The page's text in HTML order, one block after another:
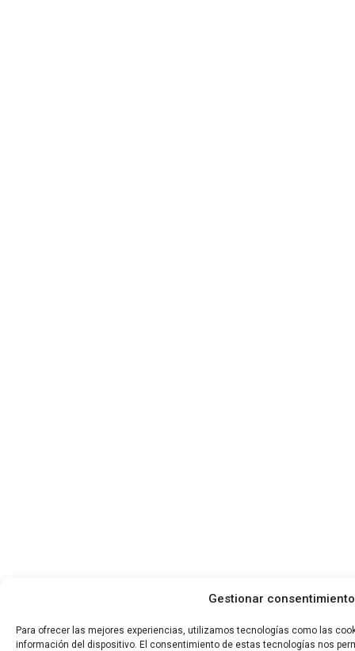
Gestionar consentimiento
Para ofrecer las mejores experiencias, utilizamos tecnologías como las
información del dispositivo. El consentimiento de estas tecnologías nos